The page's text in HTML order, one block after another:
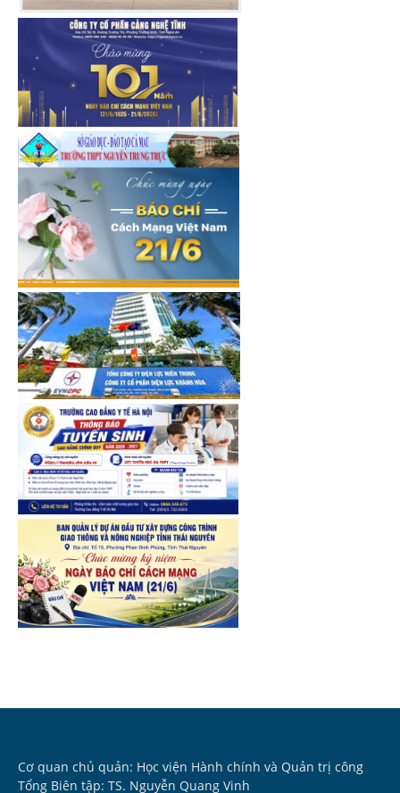
Cơ quan chủ quản: Học viện Hành chính và Quản trị công
Tổng Biên tập: TS. Nguyễn Quang Vinh